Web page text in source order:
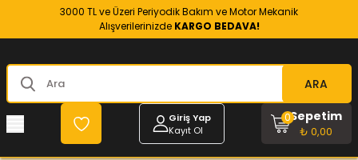
3000 TL ve Üzeri Periyodik Bakım ve Motor Mekanik
Alışverilerinizde KARGO BEDAVA!
ARA
Giriş Yap
Kayıt Ol
Sepetim
₺ 0,00
0